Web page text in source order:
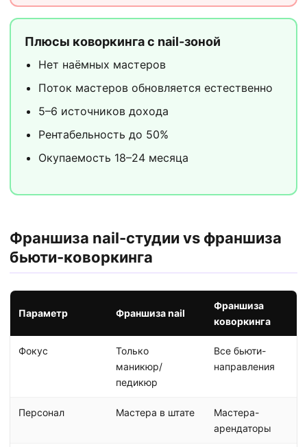
Плюсы коворкинга с nail-зоной
Нет наёмных мастеров
Поток мастеров обновляется естественно
5–6 источников дохода
Рентабельность до 50%
Окупаемость 18–24 месяца
Франшиза nail-студии vs франшиза
бьюти-коворкинга
Параметр Франшиза nail
Франшиза
коворкинга
Фокус
Только
маникюр/
педикюр
Все бьюти-
направления
Персонал Мастера в штате
Мастера-
арендаторы